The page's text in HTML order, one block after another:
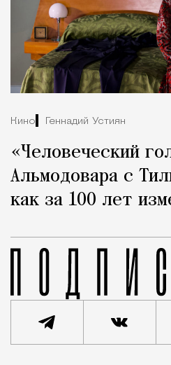
Кино Геннадий Устиян
«Человеческий
Альмодовара с
как за 100 лет